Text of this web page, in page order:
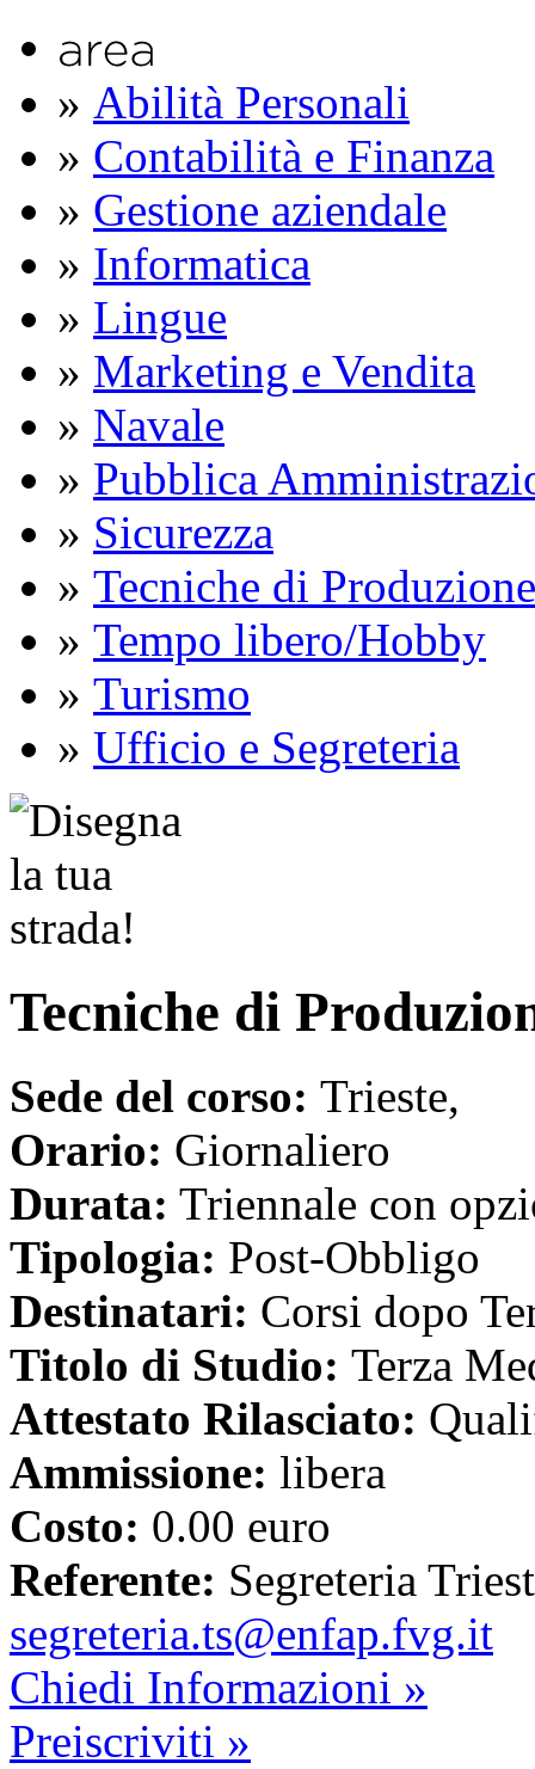
» Abilità Personali
» Contabilità e Finanza
» Gestione aziendale
» Informatica
» Lingue
» Marketing e Vendita
» Navale
» Pubblica
» Sicurezza
» Tecniche di Produzione
» Tempo libero/Hobby
» Turismo
» Ufficio e Segreteria
Tecniche di
Sede del corso: Trieste,
Orario: Giornaliero
Durata: Triennale con
Tipologia: Post-Obbligo
Destinatari: Corsi dopo
Titolo di Studio: Terza
Attestato Rilasciato:
Ammissione: libera
Costo: 0.00 euro
Referente: Segreteria
segreteria.ts@enfap.fvg.it
Chiedi Informazioni »
Preiscriviti »